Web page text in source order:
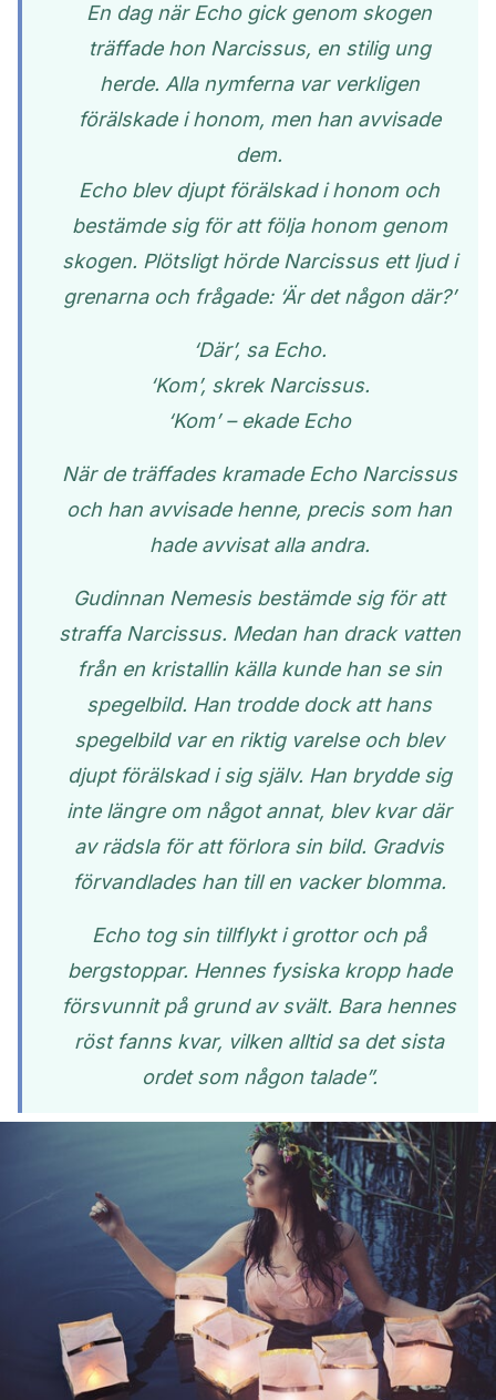
En dag när Echo gick genom skogen
träffade hon Narcissus, en stilig ung
herde. Alla nymferna var verkligen
förälskade i honom, men han avvisade
dem.
Echo blev djupt förälskad i honom och
bestämde sig för att följa honom genom
skogen. Plötsligt hörde Narcissus ett ljud i
grenarna och frågade: ‘Är det någon där?’
‘Där’, sa Echo.
‘Kom’, skrek Narcissus.
‘Kom’ – ekade Echo
När de träffades kramade Echo Narcissus
och han avvisade henne, precis som han
hade avvisat alla andra.
Gudinnan Nemesis bestämde sig för att
straffa Narcissus. Medan han drack vatten
från en kristallin källa kunde han se sin
spegelbild. Han trodde dock att hans
spegelbild var en riktig varelse och blev
djupt förälskad i sig själv. Han brydde sig
inte längre om något annat, blev kvar där
av rädsla för att förlora sin bild. Gradvis
förvandlades han till en vacker blomma.
Echo tog sin tillflykt i grottor och på
bergstoppar. Hennes fysiska kropp hade
försvunnit på grund av svält. Bara hennes
röst fanns kvar, vilken alltid sa det sista
ordet som någon talade”.